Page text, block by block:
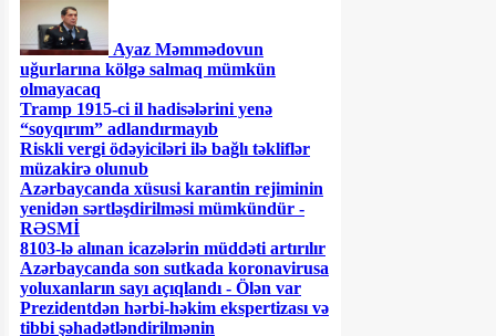
Ayaz Məmmədovun
uğurlarına kölgə salmaq mümkün
olmayacaq
Tramp 1915-ci il hadisələrini yenə
“soyqırım” adlandırmayıb
Riskli vergi ödəyiciləri ilə bağlı təkliflər
müzakirə olunub
Azərbaycanda xüsusi karantin rejiminin
yenidən sərtləşdirilməsi mümkündür -
RƏSMİ
8103-lə alınan icazələrin müddəti artırılır
Azərbaycanda son sutkada koronavirusa
yoluxanların sayı açıqlandı - Ölən var
Prezidentdən hərbi-həkim ekspertizası və
tibbi şəhadətləndirilmənin